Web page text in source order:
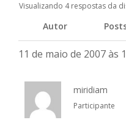
Visualizando 4 respostas da
Autor
11 de maio de 2007 às
miridiam
Participante